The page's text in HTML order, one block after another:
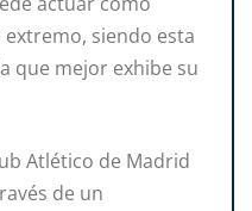
siendo esta
que mejor exhibe su
Atlético de Madrid
de un